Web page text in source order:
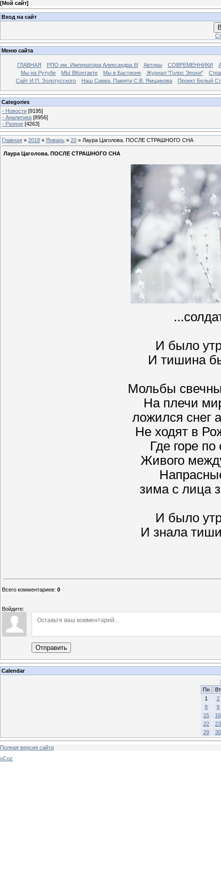
[Мой сайт]
Вход на сайт
Меню сайта
ГЛАВНАЯ РПО им. Императора Александра III Авторы СОВРЕМЕННИКИ
Мы на Рутубе
МЫ ВКонтакте Мы в Бастионе Журнал "Голос Эпохи"
Сайт И.П. Золотусского
Наш Савва. Памяти С.В. Ямщикова Проект Белый
Categories
- Новости [9195]
- Аналитика [8956]
- Разное [4263]
Главная » 2018 » Январь » 20 » Лаура Цаголова. ПОСЛЕ СТРАШНОГО СНА
Лаура Цаголова. ПОСЛЕ СТРАШНОГО СНА
И было
И тишина
Мольбы
На плечи
ложился снег
Не ходят в
Где горе
Живого
зима с лица
И было
И знала
Всего комментариев: 0
Войдите:
Отправить
Calendar
Пн
Вт
1
2
8
9
15
16
22
23
29
30
Полная версия сайта
uCoz